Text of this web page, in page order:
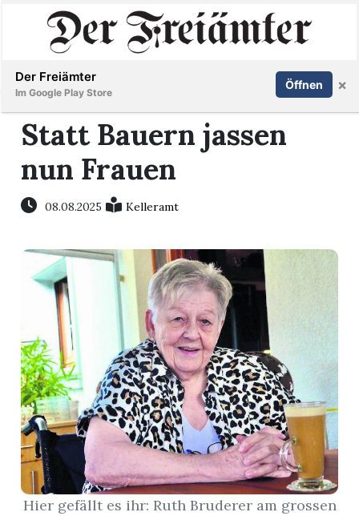
Immobilien
Veranstaltungen
Stellen
Newsletter
App
Inserieren Abonnieren Anmelden
Statt Bauern jassen
nun Frauen
08.08.2025 Kelleramt
Hier gefällt es ihr: Ruth Bruderer am grossen
Der Freiämter
Im Google Play Store
Öffnen ×